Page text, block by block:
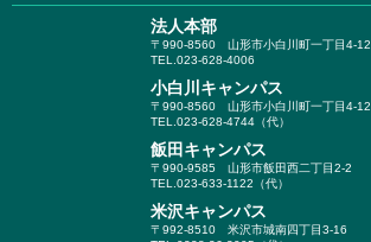
法人本部
〒990-8560 山形市小白川町一丁目4-12
TEL.023-628-4006
小白川キャンパス
〒990-8560 山形市小白川町一丁目4-12
TEL.023-628-4744（代）
飯田キャンパス
〒990-9585 山形市飯田西二丁目2-2
TEL.023-633-1122（代）
米沢キャンパス
〒992-8510 米沢市城南四丁目3-16